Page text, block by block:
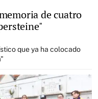
de cuatro
que ya ha colocado